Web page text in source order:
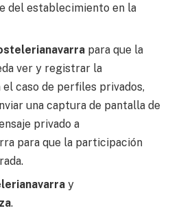
del establecimiento en la
para que la
ver y registrar la
caso de perfiles privados,
una captura de pantalla de
privado a
para que la participación
y
.